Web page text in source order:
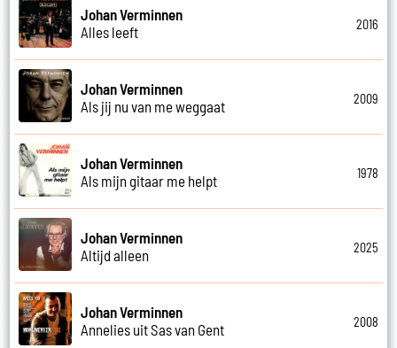
Johan Verminnen
Alles leeft
2016
Johan Verminnen
Als jij nu van me weggaat
2009
Johan Verminnen
Als mijn gitaar me helpt
1978
Johan Verminnen
Altijd alleen
2025
Johan Verminnen
Annelies uit Sas van Gent
2008